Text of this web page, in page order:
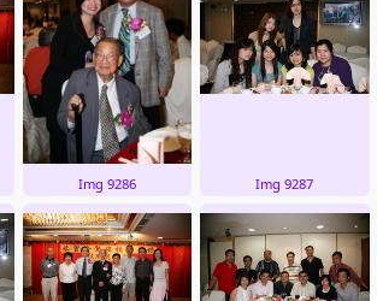
Img 9286 Img 9287